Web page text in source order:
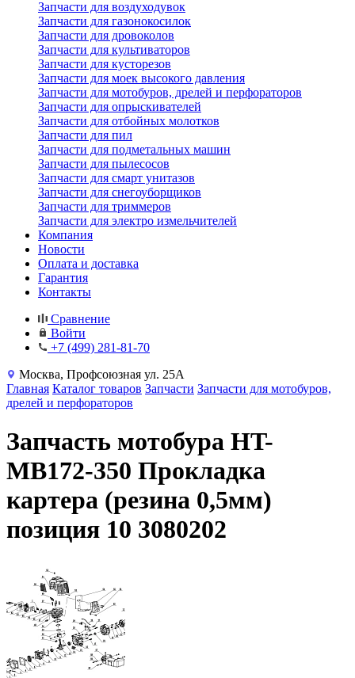
Запчасти для воздуходувок
Запчасти для газонокосилок
Запчасти для дровоколов
Запчасти для культиваторов
Запчасти для кусторезов
Запчасти для моек высокого давления
Запчасти для мотобуров, дрелей и перфораторов
Запчасти для опрыскивателей
Запчасти для отбойных молотков
Запчасти для пил
Запчасти для подметальных машин
Запчасти для пылесосов
Запчасти для смарт унитазов
Запчасти для снегоуборщиков
Запчасти для триммеров
Запчасти для электро измельчителей
Компания
Новости
Оплата и доставка
Гарантия
Контакты
Сравнение
Войти
+7 (499) 281-81-70
Москва, Профсоюзная ул. 25А
Главная Каталог товаров Запчасти Запчасти для мотобуров,
дрелей и перфораторов
Запчасть мотобура HT-
MB172-350 Прокладка
картера (резина 0,5мм)
позиция 10 3080202